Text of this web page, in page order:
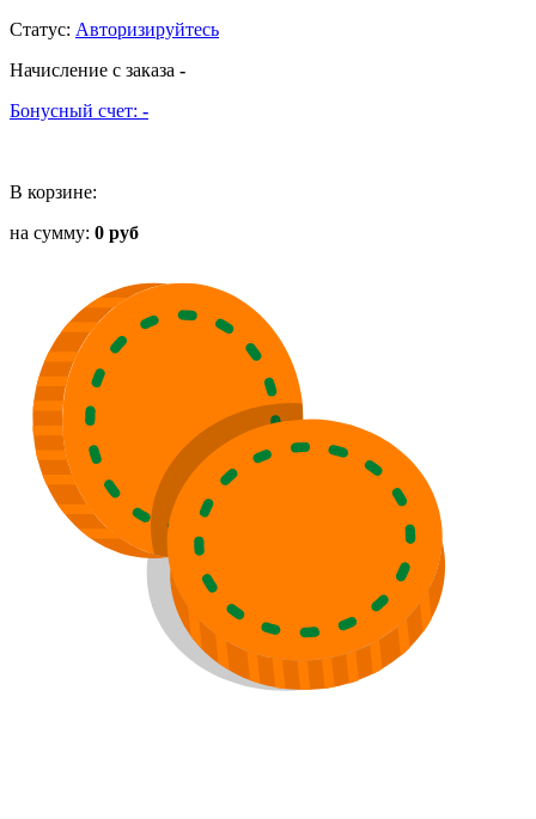
Статус: Авторизируйтесь
Начисление с заказа -
Бонусный счет: -
В корзине:
на сумму: 0 руб